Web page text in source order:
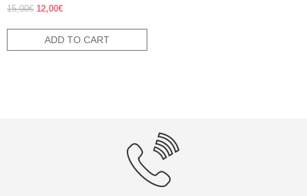
Rated
5.00
15,00€ Original
15,00€.
12,00€Current
12,00€.
ADD TO CART